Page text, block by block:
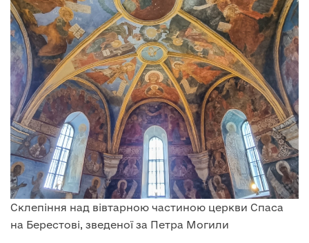
Склепіння над вівтарною частиною церкви Спаса
на Берестові, зведеної за Петра Могили